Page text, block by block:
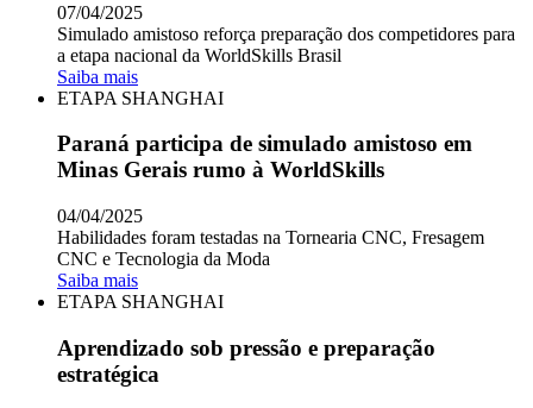
07/04/2025
Simulado amistoso reforça preparação dos competidores para
a etapa nacional da WorldSkills Brasil
Saiba mais
ETAPA SHANGHAI
Paraná participa de simulado amistoso em
Minas Gerais rumo à WorldSkills
04/04/2025
Habilidades foram testadas na Tornearia CNC, Fresagem
CNC e Tecnologia da Moda
Saiba mais
ETAPA SHANGHAI
Aprendizado sob pressão e preparação
estratégica